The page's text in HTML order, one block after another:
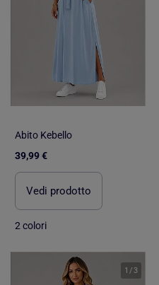
Abito Kebello
39,99 €
Vedi prodotto
2 colori
1 /3